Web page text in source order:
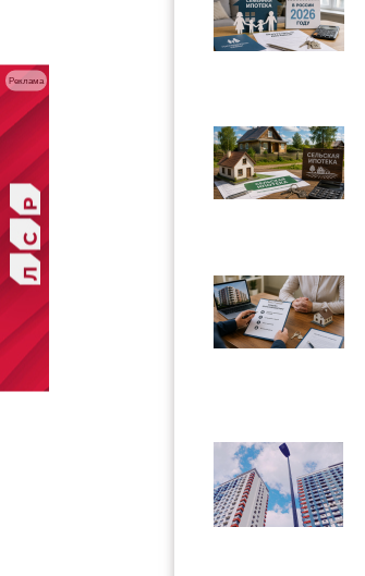
Реклама